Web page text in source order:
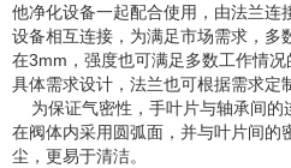
他净化设备一起配合使用，由法兰连
设备相互连接，为满足市场需求，多
在3mm，强度也可满足多数工作情
具体需求设计，法兰也可根据需求定
为保证气密性，手叶片与轴承间的
在阀体内采用圆弧面，并与叶片间的
尘，更易于清洁。